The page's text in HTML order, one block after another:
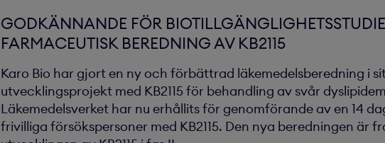
GODKÄNNANDE FÖR
FARMACEUTISK BEREDNING AV KB2115
Karo Bio har gjort en ny och förbättrad läkemedelsberedning i
utvecklingsprojekt med KB2115 för behandling av svår
Läkemedelsverket har nu erhållits för genomförande av en 14
frivilliga försökspersoner med KB2115. Den nya beredningen är